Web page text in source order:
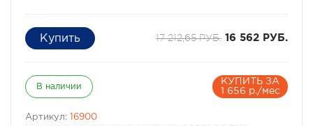
17 212,65 РУБ. 16 562 РУБ.
В наличии
КУПИТЬ ЗА
1 656 р./мес
Артикул:
16900